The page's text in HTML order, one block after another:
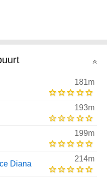
181m
193m
199m
Diana
214m